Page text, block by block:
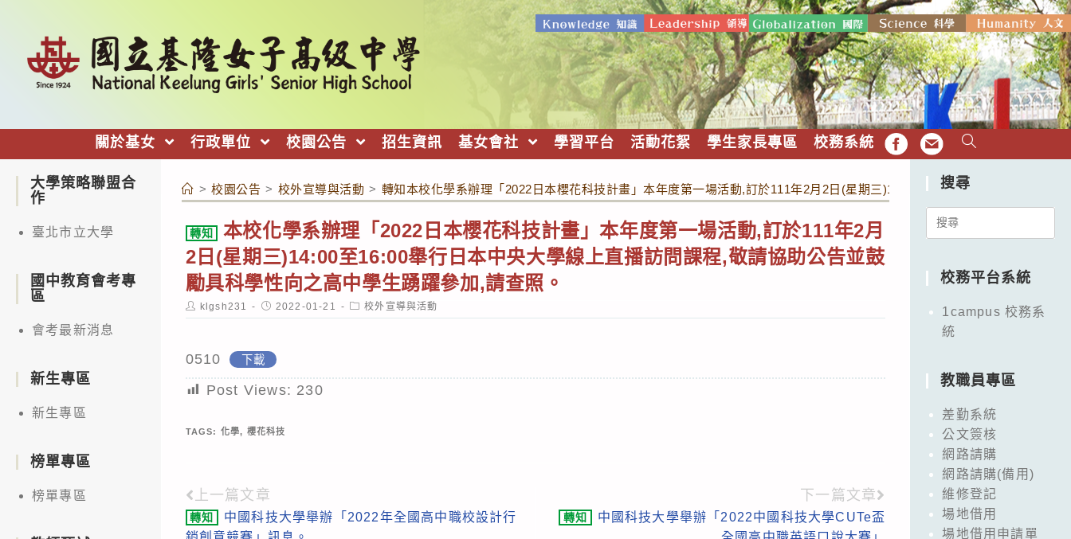
關於基女 行政單位 校園公告 招生資訊 基女會社 學習平台 活動花絮 學生家長專區 校務系統 FB EMAIL
> 校園公告 > 校外宣導與活動 > 轉知本校化學系辦理「2022日本櫻花科技計畫」本年度第一場活動,訂於111年2月2日(星期三)14:00至16:00舉行日本中央大
轉知
本校化學系辦理「2022日本櫻花科技計畫」本年度第一場活動,訂於111年2月
2日(星期三)14:00至16:00舉行日本中央大學線上直播訪問課程,敬請協助公告並鼓
勵具科學性向之高中學生踴躍參加,請查照。
Post
author:
klgsh231
Post
published:
2022-01-21
Post
category:
校外宣導與活動
0510 下載
Post Views: 230
TAGS: 化學, 櫻花科技
Read
more
上一篇文章
轉知
中國科技大學舉辦「2022年全國高中職校設計行
下一篇文章
轉知
中國科技大學舉辦「2022中國科技大學CUTe盃
大學策略聯盟合
作
臺北市立大學
國中教育會考專
區
會考最新消息
新生專區
新生專區
榜單專區
榜單專區
搜尋
Search
校務平台系統
1campus 校務系
統
教職員專區
差勤系統
公文簽核
網路請購
網路請購(備用)
維修登記
場地借用
場地借用申請單